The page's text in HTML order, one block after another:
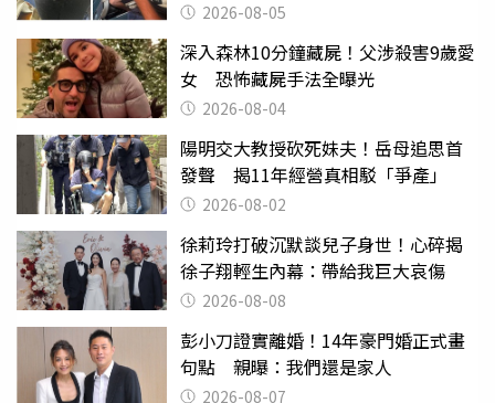
2026-08-05
深入森林10分鐘藏屍！父涉殺害9歲愛
女 恐怖藏屍手法全曝光
2026-08-04
陽明交大教授砍死妹夫！岳母追思首
發聲 揭11年經營真相駁「爭產」
2026-08-02
徐莉玲打破沉默談兒子身世！心碎揭
徐子翔輕生內幕：帶給我巨大哀傷
2026-08-08
彭小刀證實離婚！14年豪門婚正式畫
句點 親曝：我們還是家人
2026-08-07